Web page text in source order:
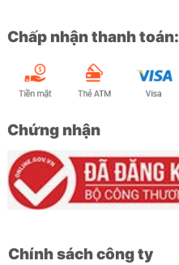
Chấp nhận thanh toán:
Chứng nhận
Chính sách công ty